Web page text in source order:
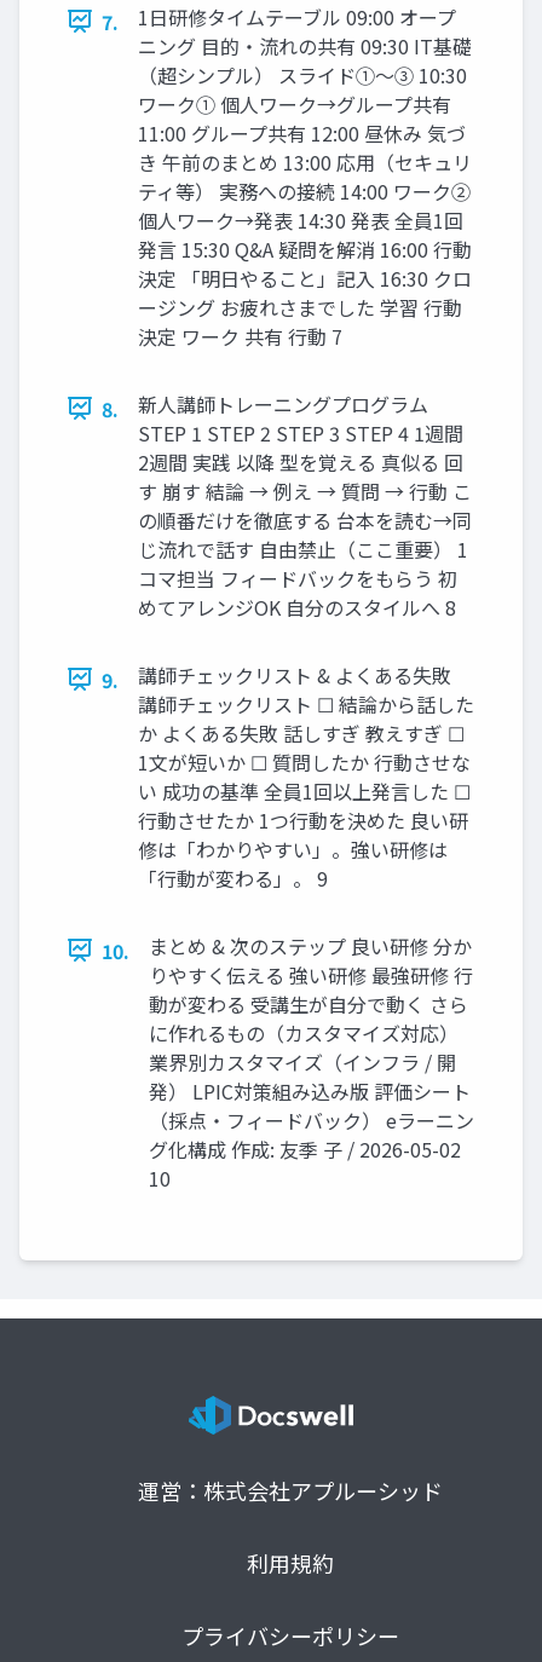
7.
1日研修タイムテーブル 09:00 オープ
ニング 目的・流れの共有 09:30 IT基礎
（超シンプル） スライド①〜③ 10:30
ワーク① 個人ワーク→グループ共有
11:00 グループ共有 12:00 昼休み 気づ
き 午前のまとめ 13:00 応用（セキュリ
ティ等） 実務への接続 14:00 ワーク②
個人ワーク→発表 14:30 発表 全員1回
発言 15:30 Q&A 疑問を解消 16:00 行動
決定 「明日やること」記入 16:30 クロ
ージング お疲れさまでした 学習 行動
決定 ワーク 共有 行動 7
8.
新人講師トレーニングプログラム
STEP 1 STEP 2 STEP 3 STEP 4 1週間
2週間 実践 以降 型を覚える 真似る 回
す 崩す 結論 → 例え → 質問 → 行動 こ
の順番だけを徹底する 台本を読む→同
じ流れで話す 自由禁止（ここ重要） 1
コマ担当 フィードバックをもらう 初
めてアレンジOK 自分のスタイルへ 8
9.
講師チェックリスト & よくある失敗
講師チェックリスト ☐ 結論から話した
か よくある失敗 話しすぎ 教えすぎ ☐
1文が短いか ☐ 質問したか 行動させな
い 成功の基準 全員1回以上発言した ☐
行動させたか 1つ行動を決めた 良い研
修は「わかりやすい」。強い研修は
「行動が変わる」。 9
10.
まとめ & 次のステップ 良い研修 分か
りやすく伝える 強い研修 最強研修 行
動が変わる 受講生が自分で動く さら
に作れるもの（カスタマイズ対応）
業界別カスタマイズ（インフラ / 開
発） LPIC対策組み込み版 評価シート
（採点・フィードバック） eラーニン
グ化構成 作成: 友季 子 / 2026-05-02
10
運営：株式会社アプルーシッド
利用規約
プライバシーポリシー